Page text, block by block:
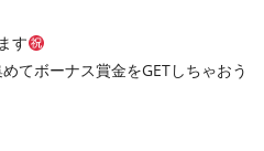
す
てボーナス賞金をGETしちゃおう